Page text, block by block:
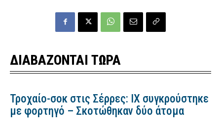
ΔΙΑΒΑΖΟΝΤΑΙ ΤΩΡΑ
Τροχαίο-σοκ στις Σέρρες: ΙΧ συγκρούστηκε
με φορτηγό – Σκοτώθηκαν δύο άτομα